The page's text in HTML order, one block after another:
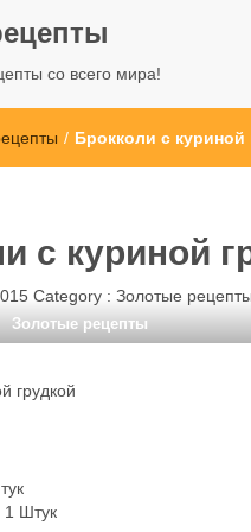
со всего мира!
/ Брокколи с куриной
с куриной
Category : Золотые рецепты
Золотые рецепты
грудкой
1 Штук